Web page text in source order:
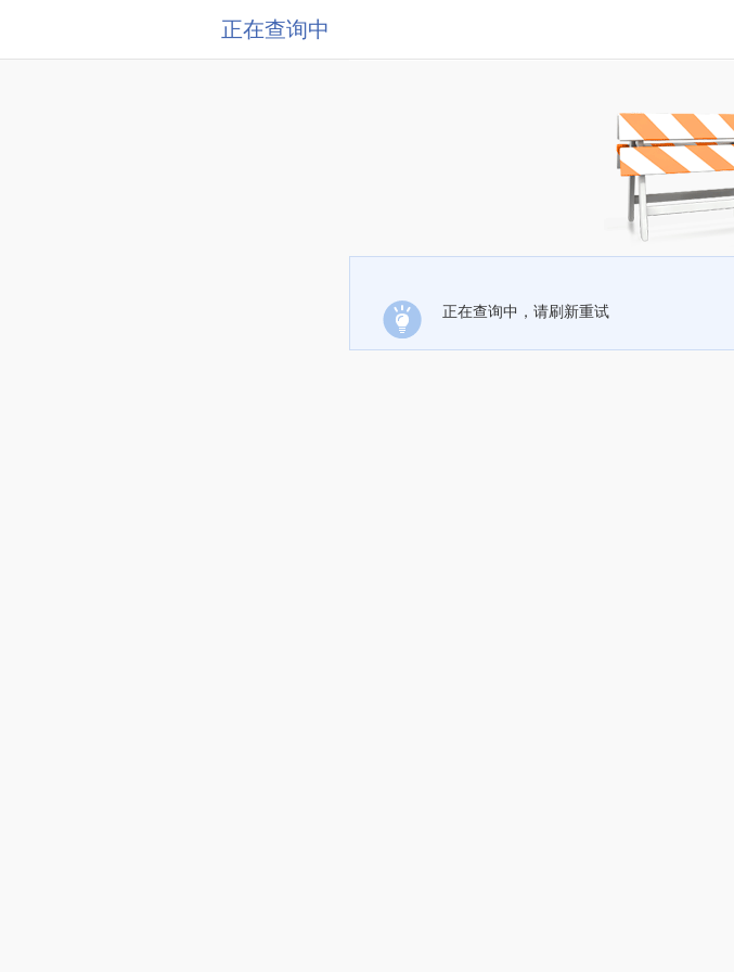
正在查询中
正在查询中，请刷新重试